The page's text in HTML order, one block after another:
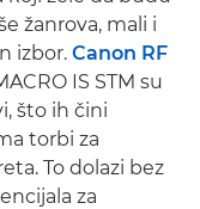
žanrova, mali i
izbor. Canon RF
IS STM su
što ih čini
torbi za
To dolazi bez
za